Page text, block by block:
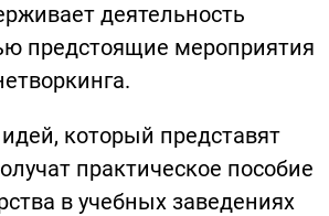
деятельность
предстоящие мероприятия
который представят
практическое пособие
в учебных заведениях